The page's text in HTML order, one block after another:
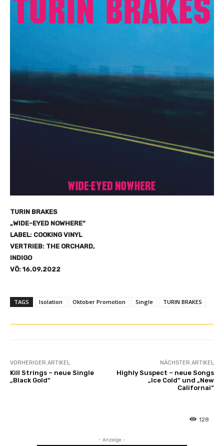
TURIN BRAKES
„WIDE-EYED NOWHERE“
LABEL: COOKING VINYL
VERTRIEB: THE ORCHARD,
INDIGO
VÖ: 16.09.2022
TAGS Isolation Oktober Promotion Single TURIN BRAKES
VORHERIGER ARTIKEL
Kill Strings – neue Single
„Black Gold“
NÄCHSTER ARTIKEL
Highly Suspect – neue Songs
„Ice Cold“ und „New
Californai“
128
- Anzeige -